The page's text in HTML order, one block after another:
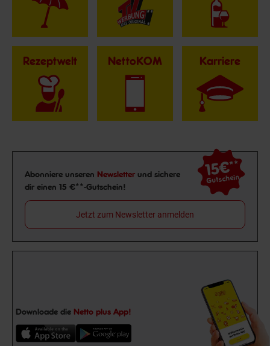
Rezeptwelt NettoKOM Karriere
Newsletter Anmeldung
Abonniere unseren Newsletter und sichere
dir einen 15 €**-Gutschein!
15€**
Gutschein
Jetzt zum Newsletter anmelden
Downloade die Netto plus App!